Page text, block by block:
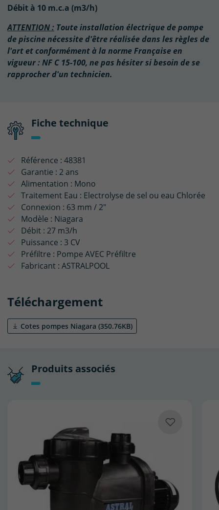
Débit à 10 m.c.a (m3/h)
ATTENTION : Toute installation électrique de pompe
de piscine nécessite d'être réalisée dans les règles de
l'art et conformément à la norme Française en
vigueur : NF C 15-100, ne pas hésiter si besoin de se
rapprocher d'un technicien.
Fiche technique
Référence : 48381
Garantie : 2 ans
Alimentation : Mono
Traitement Eau : Electrolyse de sel ou eau Chlorée
Connexion : 63 mm / 2"
Modèle : Niagara
Débit : 27 m3/h
Puissance : 3 CV
Préfiltre : Pompe AVEC Préfiltre
Fabricant : ASTRALPOOL
Téléchargement
Cotes pompes Niagara (350.76KB)
Produits associés